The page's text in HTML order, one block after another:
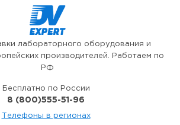
лабораторного оборудования и
производителей. Работаем по
РФ
Бесплатно по России
8 (800)555-51-96
Телефоны в регионах